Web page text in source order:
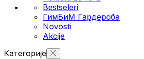
Bestseleri
ГимБиМ Гардeробa
Novosti
Akcije
Категорије